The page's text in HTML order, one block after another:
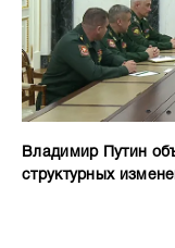
Владимир Путин
структурных